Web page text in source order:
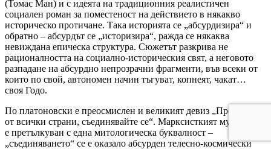
(Томас Ман) и с идеята на традиционния реалистичен
социален роман за поместеност на действието в някакво
историческо протичане. Така историята се „абсурдизира“ и
обратно – абсурдът се „историзира“, ражда се някаква
невиждана епическа структура. Сюжетът разкрива не
рационалността на социално-историческия свят, а неговото
разпадане на абсурдно непрозрачни фрагменти, във всеки от
които по свой, автономен начин тъгуват, копнеят, чакат…
своя Годо.
По платоновски е преосмислен и великият девиз „Пролетарии
от всички страни, съединявайте се“. Марксисткият му смисъл
е претълкуван с една митологическа буквалност –
„съединяването“ се е оказало абсурден телесно-космически